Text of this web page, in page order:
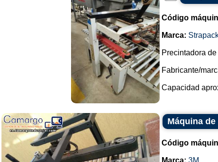
Código
Marca:
Precintadora
Fabricante/
Capacidad
Máquina
Código
Marca: 3M